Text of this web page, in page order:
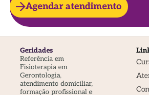
Agendar atendimento
Geridades
Referência em
Fisioterapia em
Gerontologia,
atendimento domiciliar,
formação profissional e